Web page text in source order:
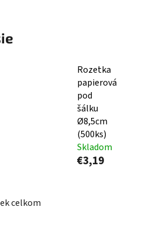
Rozetka
papierová
pod
šálku
Ø8,5cm
(500ks)
Skladom
€3,19
celkom